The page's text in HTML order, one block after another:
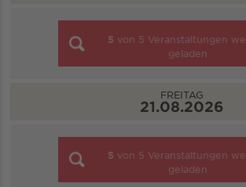
5 von 5 Veranstaltungen
geladen
FREITAG
21.08.2026
5 von 5 Veranstaltungen
geladen